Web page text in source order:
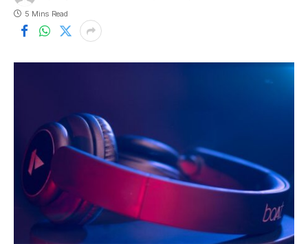
5 Mins Read